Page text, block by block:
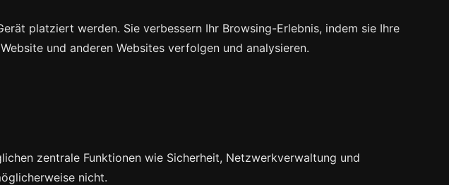
platziert werden. Sie verbessern Ihr Browsing-Erlebnis, indem sie Ihre
und anderen Websites verfolgen und analysieren.
zentrale Funktionen wie Sicherheit, Netzwerkverwaltung und
nicht.